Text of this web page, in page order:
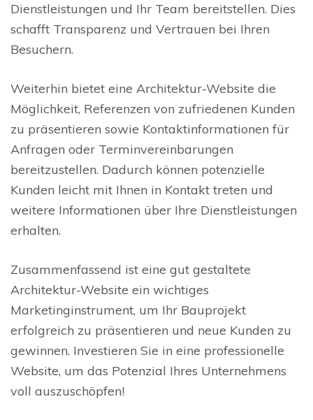
Dienstleistungen und Ihr Team bereitstellen. Dies
schafft Transparenz und Vertrauen bei Ihren
Besuchern.
Weiterhin bietet eine Architektur-Website die
Möglichkeit, Referenzen von zufriedenen Kunden
zu präsentieren sowie Kontaktinformationen für
Anfragen oder Terminvereinbarungen
bereitzustellen. Dadurch können potenzielle
Kunden leicht mit Ihnen in Kontakt treten und
weitere Informationen über Ihre Dienstleistungen
erhalten.
Zusammenfassend ist eine gut gestaltete
Architektur-Website ein wichtiges
Marketinginstrument, um Ihr Bauprojekt
erfolgreich zu präsentieren und neue Kunden zu
gewinnen. Investieren Sie in eine professionelle
Website, um das Potenzial Ihres Unternehmens
voll auszuschöpfen!